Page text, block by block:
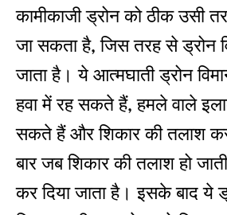
कामीकाजी ड्रोन को ठीक उसी
जा सकता है, जिस तरह से ड्रोन
जाता है। ये आत्‍मघाती ड्रोन
हवा में रह सकते हैं, हमले वाले
सकते हैं और शिकार की तलाश
बार ज‍ब शिकार की तलाश हो
कर दिया जाता है। इसके बाद ये